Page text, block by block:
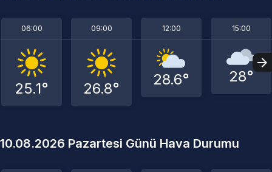
06:00
25.1°
09:00
26.8°
12:00
28.6°
15:00
28°
10.08.2026 Pazartesi Günü Hava Durumu